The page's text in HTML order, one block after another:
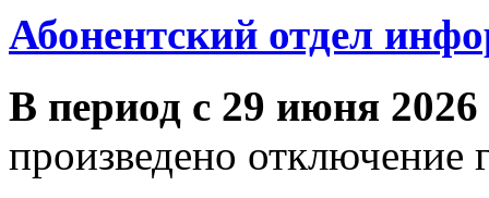
Абонентский отдел
В период с 29 июня
произведено отключение